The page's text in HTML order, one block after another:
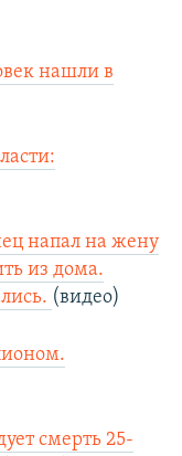
нашли в
напал на жену
из дома.
(видео)
смерть 25-